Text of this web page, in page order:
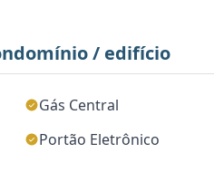
/ edifício
Gás Central
Portão Eletrônico